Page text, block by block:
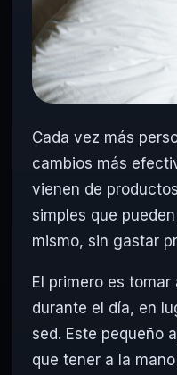
Cada vez más
cambios más
vienen de
simples que
mismo, sin gastar
El primero es
durante el día, en
sed. Este pequeño
que tener a la